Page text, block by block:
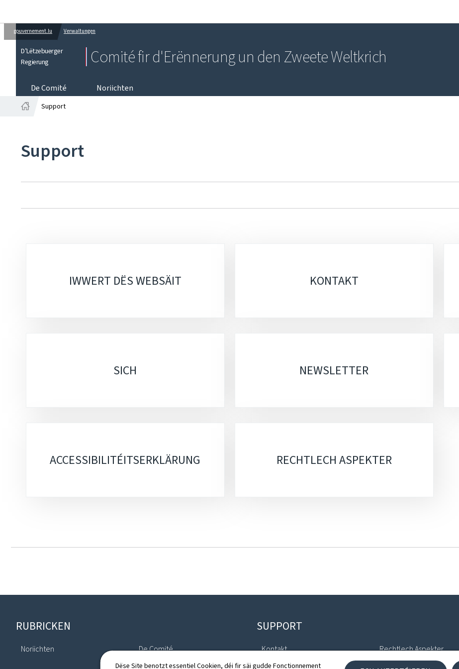
Dëse Site benotzt essentiel Cookien, déi fir säi gudde Fonctionnement
gouvernement.lu Verwaltungen
D’Lëtzebuerger
Regierung
Comité fir d'Erënnerung un den Zweete Weltkrich
De Comité
Noriichten
Support
Support
IWWERT DËS WEBSÄIT KONTAKT
SICH NEWSLETTER
ACCESSIBILITÉITSERKLÄRUNG RECHTLECH ASPEKTER
Fousszeil
RUBRICKEN
Noriichten De Comité
SUPPORT
Kontakt Rechtlech Aspekter